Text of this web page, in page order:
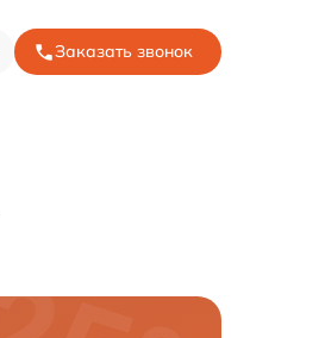
Заказать звонок